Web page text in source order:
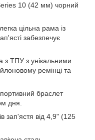
10 (42 мм) чорний
цільна рама із
забезпечує
з ТПУ з унікальними
ремінці та
браслет
дня.
зап'ястя від 4,9" (125